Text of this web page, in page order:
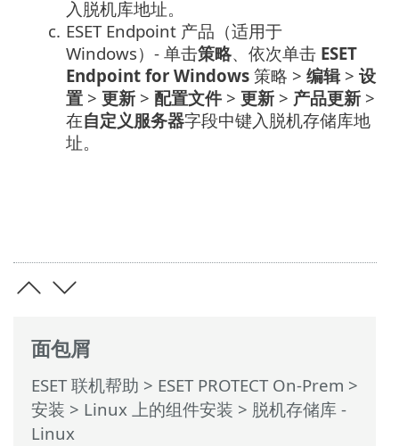
面包屑
ESET 联机帮助 > ESET PROTECT On-Prem >
安装 > Linux 上的组件安装 > 脱机存储库 -
Linux
入脱机库地址。
c. ESET Endpoint 产品（适用于
Windows）- 单击策略、依次单击 ESET
Endpoint for Windows 策略 > 编辑> 设
置 > 更新 > 配置文件 > 更新 > 产品更新 >
在自定义服务器字段中键入脱机存储库地
址。